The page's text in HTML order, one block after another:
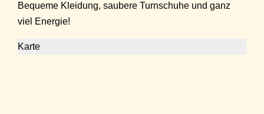
Bequeme Kleidung, saubere Turnschuhe und ganz
viel Energie!
Karte